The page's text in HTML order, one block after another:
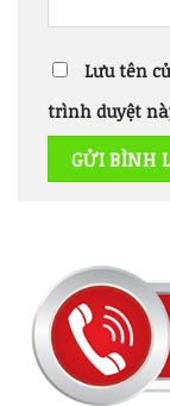
Lưu tên
trình duyệt